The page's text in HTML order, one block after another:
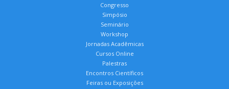
Congresso
Simpósio
Seminário
Workshop
Jornadas Acadêmicas
Cursos Online
Palestras
Encontros Científicos
Feiras ou Exposições